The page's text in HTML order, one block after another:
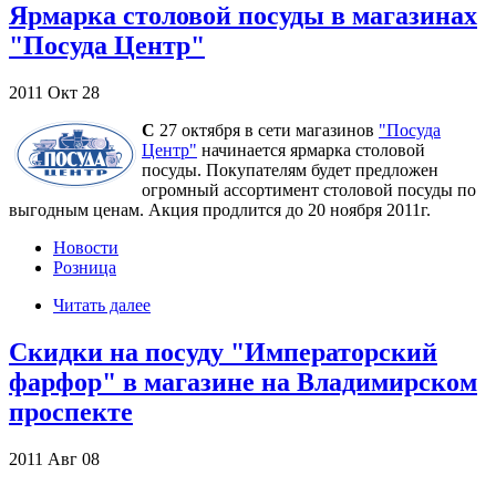
Ярмарка столовой посуды в магазинах
"Посуда Центр"
2011 Окт 28
С 27 октября в сети магазинов "Посуда
Центр" начинается ярмарка столовой
посуды. Покупателям будет предложен
огромный ассортимент столовой посуды по
выгодным ценам. Акция продлится до 20 ноября 2011г.
Новости
Розница
Читать далее
Скидки на посуду "Императорский
фарфор" в магазине на Владимирском
проспекте
2011 Авг 08